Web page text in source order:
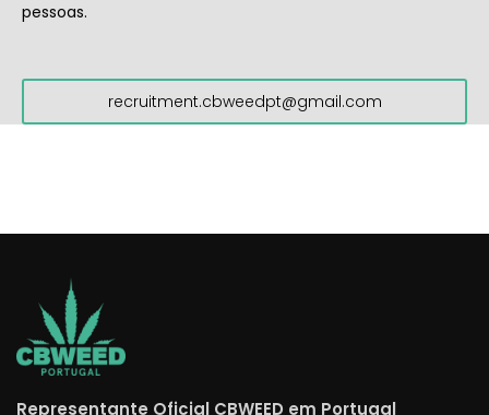
pessoas.
recruitment.cbweedpt@gmail.com
Representante Oficial CBWEED em Portugal